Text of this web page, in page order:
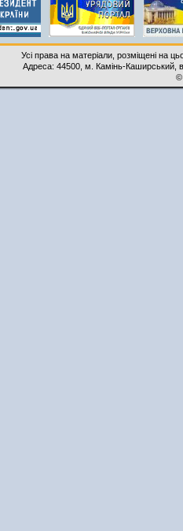
Усі права на матеріали, розміщені на
Адреса: 44500, м. Камінь-Каширський,
©